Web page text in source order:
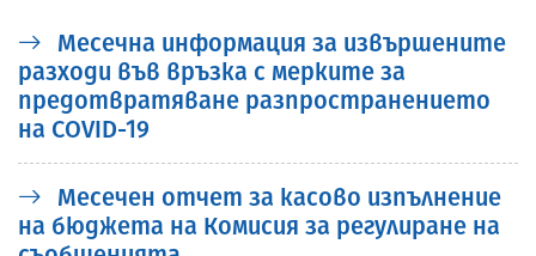
Mесечна информация за извършените
разходи във връзка с мерките за
предотвратяване разпространението
на COVID-19
Месечен отчет за касово изпълнение
на бюджета на Комисия за регулиране на